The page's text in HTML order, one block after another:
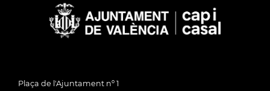
Plaça de l'Ajuntament nº 1